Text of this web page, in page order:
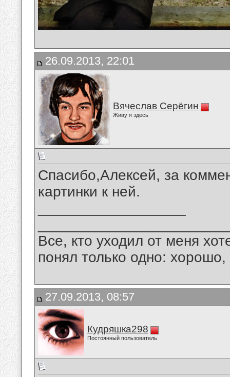
26.09.2013, 22:01
Вячеслав Серёгин
Живу я здесь
Спасибо,Алексей, за
картинки к ней.
Все, кто уходил от меня
понял только одно:
27.09.2013, 08:57
Кудряшка298
Постоянный пользователь